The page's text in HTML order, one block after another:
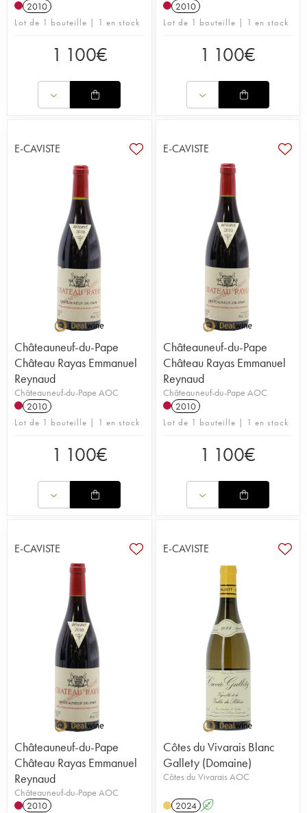
2010
Lot de 1 bouteille | 1 en stock
1 100€
2010
Lot de 1 bouteille | 1 en stock
1 100€
E-CAVISTE
Châteauneuf-du-Pape
Château Rayas Emmanuel
Reynaud
Châteauneuf-du-Pape AOC
2010
Lot de 1 bouteille | 1 en stock
1 100€
E-CAVISTE
Châteauneuf-du-Pape
Château Rayas Emmanuel
Reynaud
Châteauneuf-du-Pape AOC
2010
Lot de 1 bouteille | 1 en stock
1 100€
E-CAVISTE
Châteauneuf-du-Pape
Château Rayas Emmanuel
Reynaud
Châteauneuf-du-Pape AOC
2010
E-CAVISTE
Côtes du Vivarais Blanc
Gallety (Domaine)
Côtes du Vivarais AOC
2024 A